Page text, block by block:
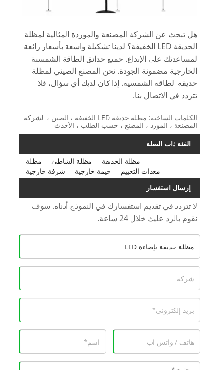
هل تبحث عن الشركة المصنعة والموردة المثالية لمظلة
الحديقة LED الخفيفة؟ لدينا تشكيلة واسعة بأسعار رائعة
لمساعدتك على الإبداع. جميع حدائق الطاقة الشمسية
الخارجية مضمونة الجودة. نحن المصنع الصيني لمظلة
حديقة الطاقة الشمسية. إذا كان لديك أي سؤال، فلا
تتردد في الاتصال بنا.
الكلمات الساخنة: مظلة حديقة LED الخفيفة ، الصين ، الشركة
المصنعة ، المورد ، المصنع ، حسب الطلب ، الأحدث
الفئة ذات الصلة
مظلة
مظلة الشاطئ
مظلة الحديقة
شرفة خارجية
خيمة خارجية
معدات التخييم
إرسال استفسار
لا تتردد في تقديم استفسارك في النموذج أدناه. سوف
نقوم بالرد عليك خلال 24 ساعة.